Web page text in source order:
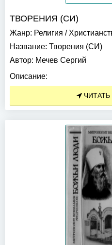
ТВОРЕНИЯ (СИ)
Жанр: Религия /
Название: Творения (СИ)
Автор: Мечев Сергий
Описание: